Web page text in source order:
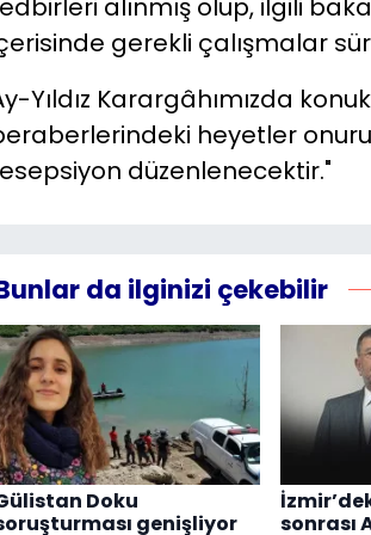
alınmış olup, ilgili
gerekli çalışmalar
Yıldız Karargâhımızda
heyetler
düzenlenecektir."
da ilginizi çekebilir
Doku
genişliyor
sonrası